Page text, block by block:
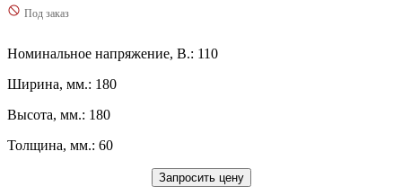
Под заказ
Номинальное напряжение, В.: 110
Ширина, мм.: 180
Высота, мм.: 180
Толщина, мм.: 60
Запросить цену